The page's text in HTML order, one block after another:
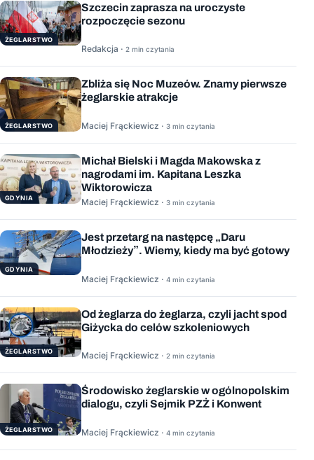
ŻEGLARSTWO
Szczecin zaprasza na uroczyste
rozpoczęcie sezonu
Redakcja · 2 min czytania
ŻEGLARSTWO
Zbliża się Noc Muzeów. Znamy pierwsze
żeglarskie atrakcje
Maciej Frąckiewicz · 3 min czytania
GDYNIA
Michał Bielski i Magda Makowska z
nagrodami im. Kapitana Leszka
Wiktorowicza
Maciej Frąckiewicz · 3 min czytania
GDYNIA
Jest przetarg na następcę „Daru
Młodzieży”. Wiemy, kiedy ma być gotowy
Maciej Frąckiewicz · 4 min czytania
ŻEGLARSTWO
Od żeglarza do żeglarza, czyli jacht spod
Giżycka do celów szkoleniowych
Maciej Frąckiewicz · 2 min czytania
ŻEGLARSTWO
Środowisko żeglarskie w ogólnopolskim
dialogu, czyli Sejmik PZŻ i Konwent
Maciej Frąckiewicz · 4 min czytania